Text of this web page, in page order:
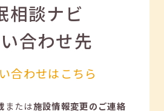
相談ナビ
合わせ先
合わせはこちら
または施設情報変更のご連絡